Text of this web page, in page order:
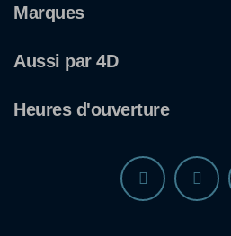
Marques
Aussi par 4D
Heures d'ouverture